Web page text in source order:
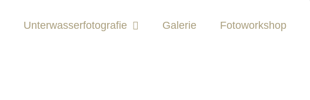
Unterwasserfotografie Galerie Fotoworkshop